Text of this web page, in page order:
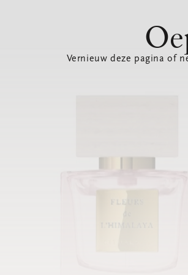
Vernieuw deze pagina of